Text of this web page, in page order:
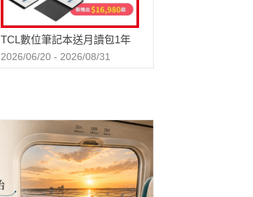
TCL數位筆記本送月讀包1年
2026/06/20 - 2026/08/31